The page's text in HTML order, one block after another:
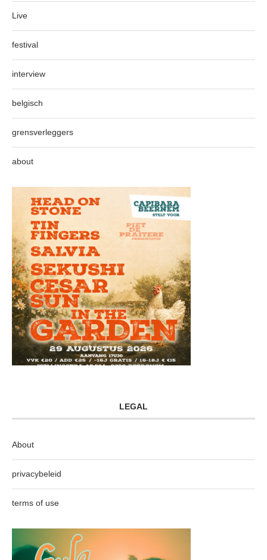
Live
festival
interview
belgisch
grensverleggers
about
LEGAL
About
privacybeleid
terms of use